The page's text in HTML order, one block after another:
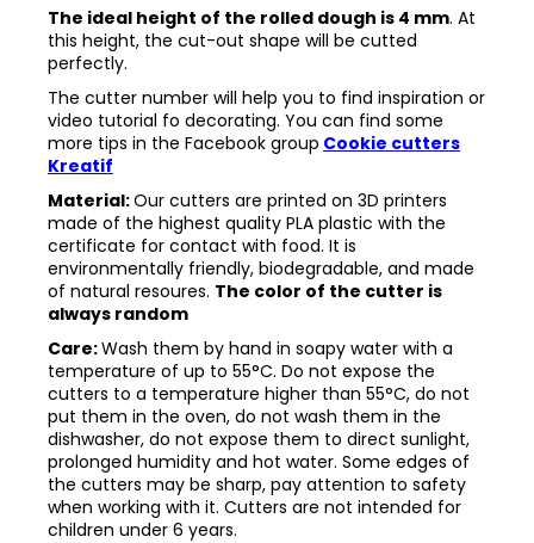
The ideal height of the rolled dough is 4 mm. At
this height, the cut-out shape will be cutted
perfectly.
The cutter number will help you to find inspiration or
video tutorial fo decorating. You can find some
more tips in the Facebook group Cookie cutters
Kreatif
Material:Our cutters are printed on 3D printers
made of the highest quality PLA plastic with the
certificate for contact with food. It is
environmentally friendly, biodegradable, and made
of natural resoures. The color of the cutter is
always random
Care:Wash them by hand in soapy water with a
temperature of up to 55°C. Do not expose the
cutters to a temperature higher than 55°C, do not
put them in the oven, do not wash them in the
dishwasher, do not expose them to direct sunlight,
prolonged humidity and hot water. Some edges of
the cutters may be sharp, pay attention to safety
when working with it. Cutters are not intended for
children under 6 years.